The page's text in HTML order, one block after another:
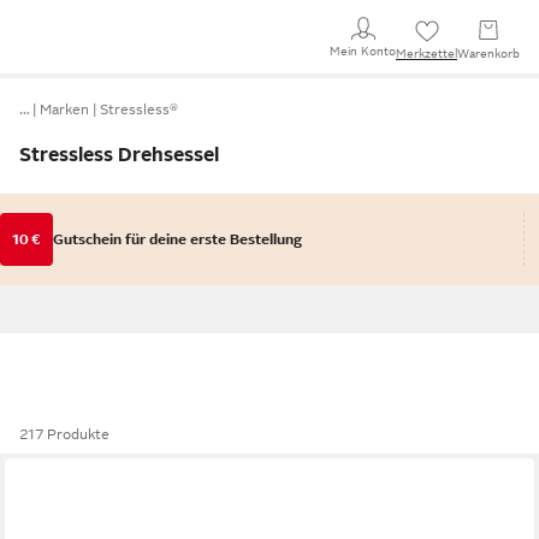
Mein KontoMerkzettel Warenkorb
… Marken Stressless®
Stressless Drehsessel
10 € Gutschein für deine erste Bestellung
217 Produkte